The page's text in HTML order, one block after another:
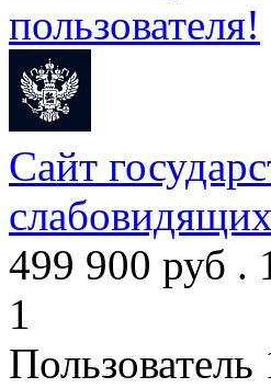
пользователя!
Сайт
слабовидящих
499 900 руб .
1